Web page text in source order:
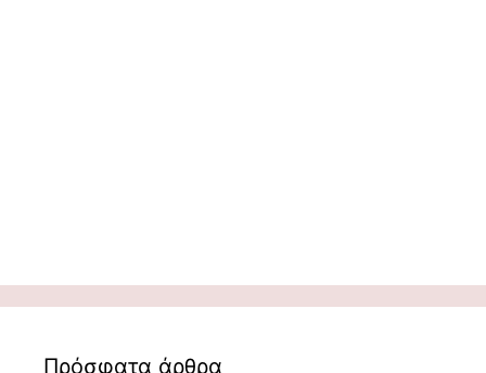
Πρόσφατα άρθρα